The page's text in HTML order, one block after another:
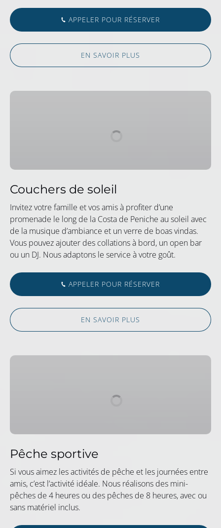
APPELER POUR RÉSERVER
EN SAVOIR PLUS
Couchers
Couchers de soleil
Invitez votre famille et vos amis à profiter d’une
promenade le long de la Costa de Peniche au soleil avec
de la musique d’ambiance et un verre de boas vindas.
Vous pouvez ajouter des collations à bord, un open bar
ou un DJ. Nous adaptons le service à votre goût.
APPELER POUR RÉSERVER
EN SAVOIR PLUS
Pêche
Pêche sportive
Si vous aimez les activités de pêche et les journées entre
amis, c’est l’activité idéale. Nous réalisons des mini-
pêches de 4 heures ou des pêches de 8 heures, avec ou
sans matériel inclus.